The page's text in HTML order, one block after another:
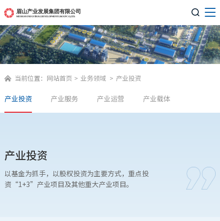

 当前位置： 网站首页 > 业务领域 > 产业投资
产业投资 产业服务 产业运营 产业载体
产业投资
以基金为抓手，以股权投资为主要方式，重点投
资“1+3”产业项目及其他重大产业项目。